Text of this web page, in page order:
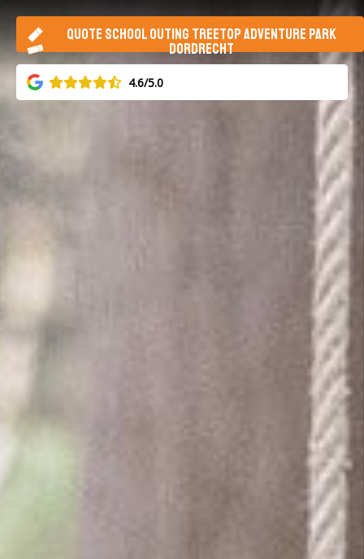
4.6/5.0
QUOTE SCHOOL OUTING TREETOP ADVENTURE PARK
DORDRECHT